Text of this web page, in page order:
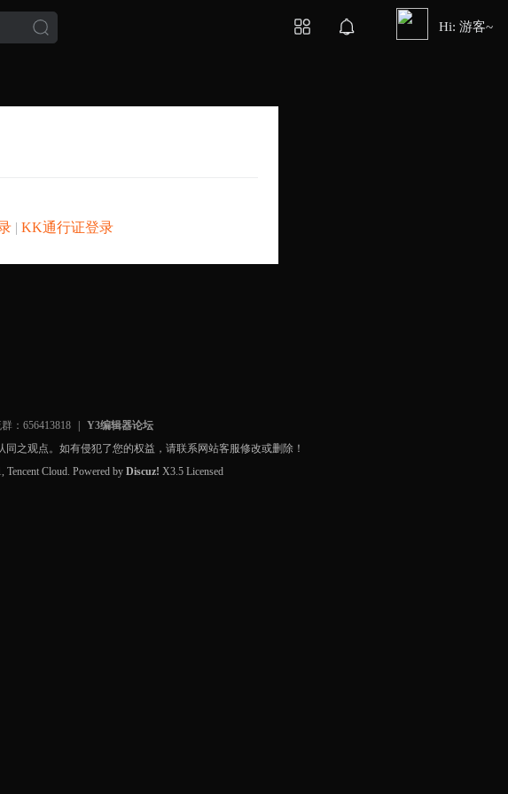
Hi: 游客~
| KK通行证登录
：656413818
Y3编辑器论坛
之观点。如有侵犯了您的权益，请联系网站客服修改或删除！
Tencent Cloud. Powered byDiscuz! X3.5 Licensed